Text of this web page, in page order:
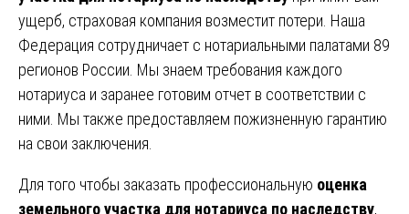
ущерб, страховая компания возместит потери. Наша
Федерация сотрудничает с нотариальными палатами 89
регионов России. Мы знаем требования каждого
нотариуса и заранее готовим отчет в соответствии с
ними. Мы также предоставляем пожизненную гарантию
на свои заключения.
Для того чтобы заказать профессиональную оценка
земельного участка для нотариуса по наследству,